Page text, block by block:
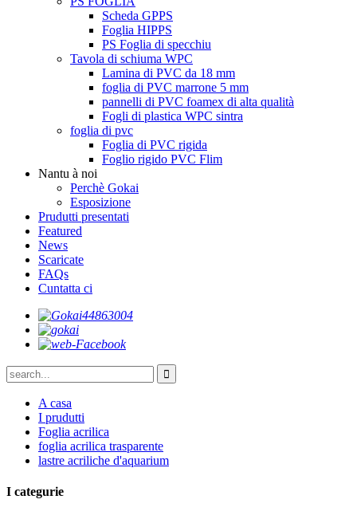
Scheda GPPS
Foglia HIPPS
PS Foglia di specchiu
Tavola di schiuma WPC
Lamina di PVC da 18 mm
foglia di PVC marrone 5 mm
pannelli di PVC foamex di alta qualità
Fogli di plastica WPC sintra
foglia di pvc
Foglia di PVC rigida
Foglio rigido PVC Flim
Nantu à noi
Perchè Gokai
Esposizione
Prudutti presentati
Featured
News
Scaricate
FAQs
Cuntatta ci
A casa
I prudutti
Foglia acrilica
foglia acrilica trasparente
lastre acriliche d'aquarium
I categurie